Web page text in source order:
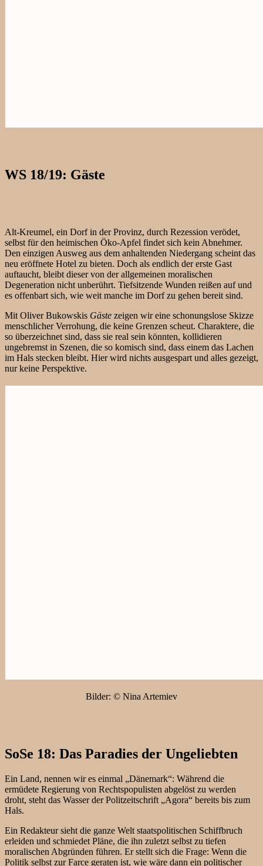
WS 18/19: Gäste
Alt-Kreumel, ein Dorf in der Provinz, durch Rezession verödet,
selbst für den heimischen Öko-Apfel findet sich kein Abnehmer.
Den einzigen Ausweg aus dem anhaltenden Niedergang scheint das
neu eröffnete Hotel zu bieten. Doch als endlich der erste Gast
auftaucht, bleibt dieser von der allgemeinen moralischen
Degeneration nicht unberührt. Tiefsitzende Wunden reißen auf und
es offenbart sich, wie weit manche im Dorf zu gehen bereit sind.
Mit Oliver Bukowskis Gäste zeigen wir eine schonungslose Skizze
menschlicher Verrohung, die keine Grenzen scheut. Charaktere, die
so überzeichnet sind, dass sie real sein könnten, kollidieren
ungebremst in Szenen, die so komisch sind, dass einem das Lachen
im Hals stecken bleibt. Hier wird nichts ausgespart und alles gezeigt,
nur keine Perspektive.
Bilder: © Nina Artemiev
SoSe 18: Das Paradies der Ungeliebten
Ein Land, nennen wir es einmal „Dänemark“: Während die
ermüdete Regierung von Rechtspopulisten abgelöst zu werden
droht, steht das Wasser der Politzeitschrift „Agora“ bereits bis zum
Hals.
Ein Redakteur sieht die ganze Welt staatspolitischen Schiffbruch
erleiden und schmiedet Pläne, die ihn zuletzt selbst zu tiefen
moralischen Abgründen führen. Er stellt sich die Frage: Wenn die
Politik selbst zur Farce geraten ist, wie wäre dann ein politischer